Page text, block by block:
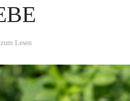
Lesen